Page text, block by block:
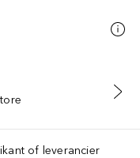
of leverancier